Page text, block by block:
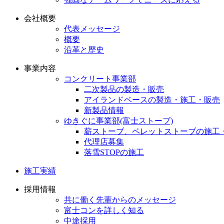
会社概要
代表メッセージ
概要
沿革と歴史
事業内容
コンクリート事業部
二次製品の製造・販売
アイランドベースの製造・施工・販売
新製品情報
ゆきぐに事業部(富士ストーブ)
薪ストーブ、ペレットストーブの施工
代理店募集
落雪STOPの施工
施工実績
採用情報
共に働く先輩からのメッセージ
富士コンを詳しく知る
中途採用